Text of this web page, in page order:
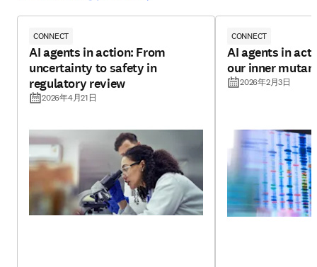
CONNECT
AI agents in action: From
uncertainty to safety in
regulatory review
2026年4月21日
CONNECT
AI agents in
our inner
2026年2月3日